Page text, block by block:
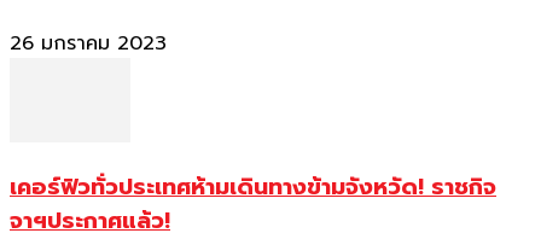
26 มกราคม 2023
เคอร์ฟิวทั่วประเทศห้ามเดินทางข้ามจังหวัด! ราชกิจ
จาฯประกาศแล้ว!